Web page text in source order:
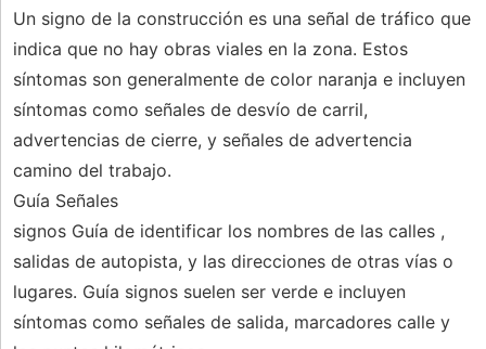
Un signo de la construcción es una señal de tráfico que
indica que no hay obras viales en la zona. Estos
síntomas son generalmente de color naranja e incluyen
síntomas como señales de desvío de carril,
advertencias de cierre, y señales de advertencia
camino del trabajo.
Guía Señales
signos Guía de identificar los nombres de las calles ,
salidas de autopista, y las direcciones de otras vías o
lugares. Guía signos suelen ser verde e incluyen
síntomas como señales de salida, marcadores calle y